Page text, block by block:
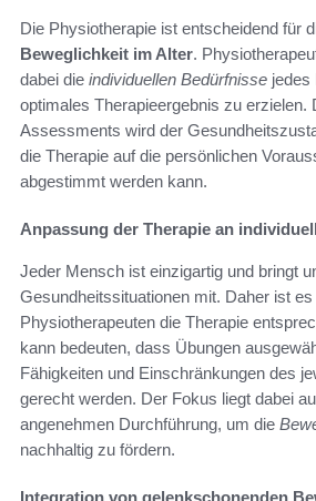
Die Physiotherapie ist entscheidend für
Beweglichkeit im Alter.
dabei die individuellen Bedürfnisse jedes
optimales Therapieergebnis zu erzielen.
Assessments wird der
die Therapie auf die persönlichen
abgestimmt werden kann.
Anpassung der Therapie an
Jeder Mensch ist einzigartig und bringt
Gesundheitssituationen mit. Daher ist
Physiotherapeuten die Therapie
kann bedeuten, dass Übungen
Fähigkeiten und Einschränkungen des
gerecht werden. Der Fokus liegt dabei
angenehmen Durchführung, um die
nachhaltig zu fördern.
Integration von gelenkschonenden